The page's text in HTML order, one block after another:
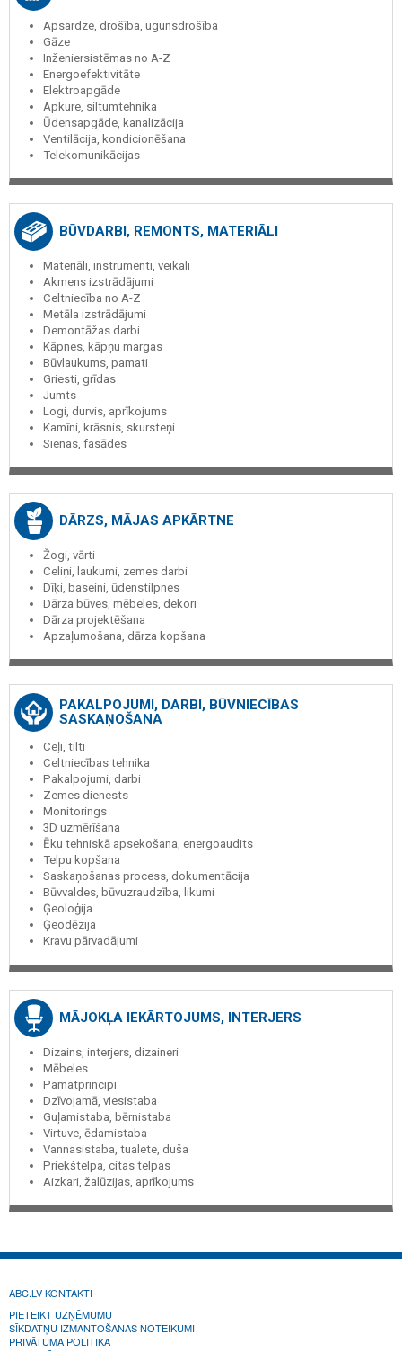
Apsardze, drošība, ugunsdrošība
Gāze
Inženiersistēmas no A-Z
Energoefektivitāte
Elektroapgāde
Apkure, siltumtehnika
Ūdensapgāde, kanalizācija
Ventilācija, kondicionēšana
Telekomunikācijas
BŪVDARBI, REMONTS, MATERIĀLI
Materiāli, instrumenti, veikali
Akmens izstrādājumi
Celtniecība no A-Z
Metāla izstrādājumi
Demontāžas darbi
Kāpnes, kāpņu margas
Būvlaukums, pamati
Griesti, grīdas
Jumts
Logi, durvis, aprīkojums
Kamīni, krāsnis, skursteņi
Sienas, fasādes
DĀRZS, MĀJAS APKĀRTNE
Žogi, vārti
Celiņi, laukumi, zemes darbi
Dīķi, baseini, ūdenstilpnes
Dārza būves, mēbeles, dekori
Dārza projektēšana
Apzaļumošana, dārza kopšana
PAKALPOJUMI, DARBI, BŪVNIECĪBAS
SASKAŅOŠANA
Ceļi, tilti
Celtniecības tehnika
Pakalpojumi, darbi
Zemes dienests
Monitorings
3D uzmērīšana
Ēku tehniskā apsekošana, energoaudits
Telpu kopšana
Saskaņošanas process, dokumentācija
Būvvaldes, būvuzraudzība, likumi
Ģeoloģija
Ģeodēzija
Kravu pārvadājumi
MĀJOKĻA IEKĀRTOJUMS, INTERJERS
Dizains, interjers, dizaineri
Mēbeles
Pamatprincipi
Dzīvojamā, viesistaba
Guļamistaba, bērnistaba
Virtuve, ēdamistaba
Vannasistaba, tualete, duša
Priekštelpa, citas telpas
Aizkari, žalūzijas, aprīkojums
ABC.LV KONTAKTI
PIETEIKT UZŅĒMUMU
SĪKDATŅU IZMANTOŠANAS NOTEIKUMI
PRIVĀTUMA POLITIKA